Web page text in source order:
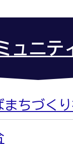
ュニテ
まちづく